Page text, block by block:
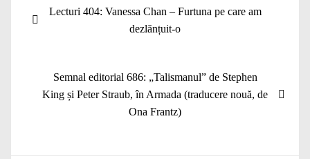
în
Articolul
Lecturi 404: Vanessa Chan – Furtuna pe care am
dezlănțuit-o
Articolul
următor:
Semnal editorial 686: „Talismanul” de Stephen
King și Peter Straub, în Armada (traducere nouă, de
Ona Frantz)